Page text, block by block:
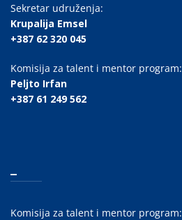
Sekretar udruženja:
Krupalija Emsel
+387 62 320 045
Komisija za talent i mentor program:
Peljto Irfan
+387 61 249 562
Komisija za talent i mentor program: